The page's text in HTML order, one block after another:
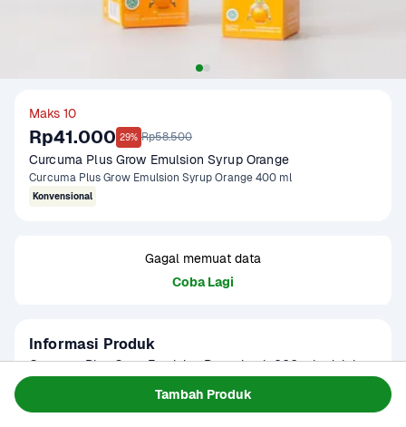
Tambah Produk
Maks 10
Rp41.000 29% Rp58.500
Curcuma Plus Grow Emulsion Syrup Orange
Curcuma Plus Grow Emulsion Syrup Orange 400 ml
Konvensional
Gagal memuat data
Coba Lagi
Informasi Produk
Curcuma Plus Grow Emulsion Rasa Jeruk 200 ml adalah
untuk mendukung tumbuh kembang anak. Mengandung